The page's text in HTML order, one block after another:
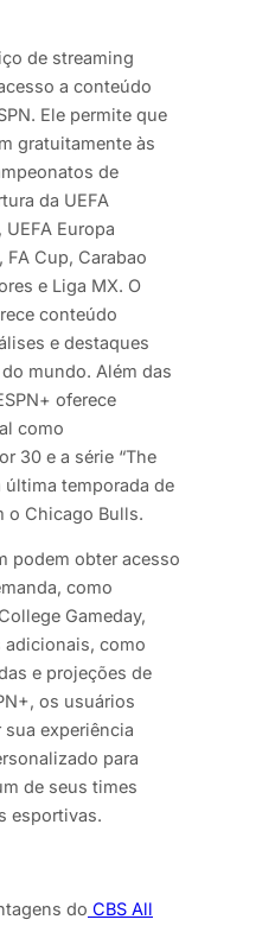
de streaming
a conteúdo
Ele permite que
gratuitamente às
de
da UEFA
Europa
FA Cup, Carabao
e Liga MX. O
conteúdo
e destaques
mundo. Além das
oferece
como
30 e a série “The
última temporada de
o Chicago Bulls.
podem obter acesso
como
Gameday,
adicionais, como
e projeções de
os usuários
experiência
para
de seus times
esportivas.
do CBS All